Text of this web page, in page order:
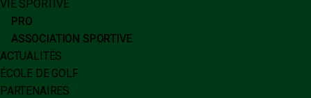
VIE SPORTIVE
PRO
ASSOCIATION SPORTIVE
ACTUALITÉS
ÉCOLE DE GOLF
PARTENAIRES